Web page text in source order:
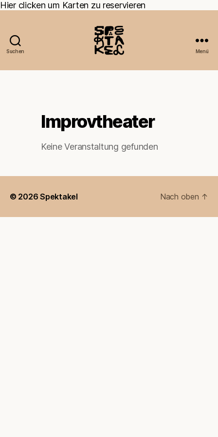
Hier clicken um Karten zu reservieren
Suchen Menü
Improvtheater
Keine Veranstaltung gefunden
© 2026Spektakel Nach oben ↑